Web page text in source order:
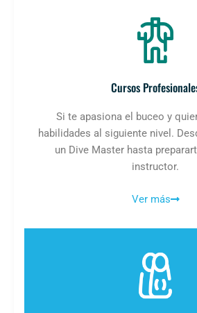
Cursos
Si te apasiona el buceo y
habilidades al siguiente nivel.
un Dive Master hasta
instructor.
Ver más